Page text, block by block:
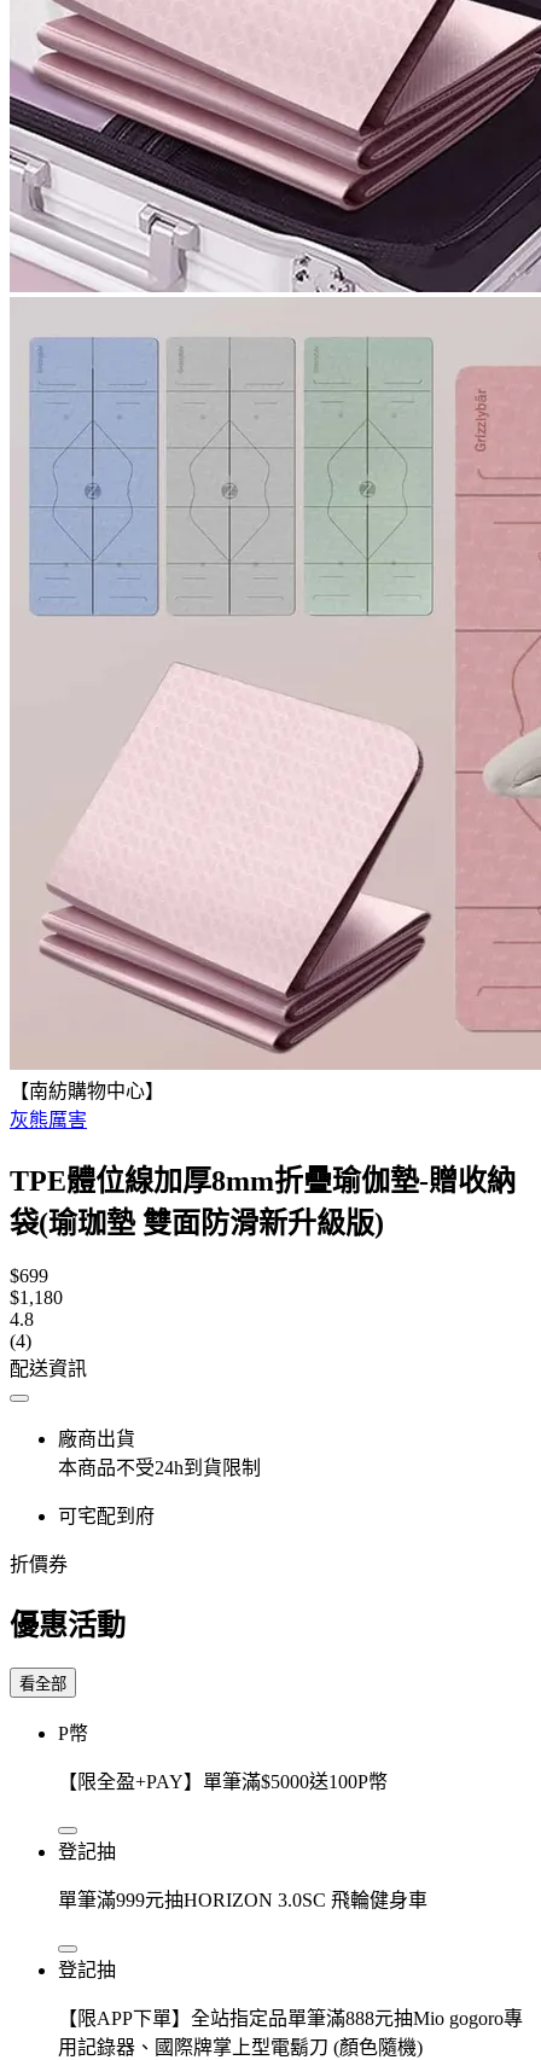
【南紡購物中心】
灰熊厲害
TPE體位線加厚8mm折疊瑜伽墊-贈收納
袋(瑜珈墊 雙面防滑新升級版)
$699
$1,180
4.8
(4)
配送資訊
廠商出貨
本商品不受24h到貨限制
可宅配到府
折價券
優惠活動
看全部
P幣
【限全盈+PAY】單筆滿$5000送100P幣
登記抽
單筆滿999元抽HORIZON 3.0SC 飛輪健身車
登記抽
【限APP下單】全站指定品單筆滿888元抽Mio gogoro專
用記錄器、國際牌掌上型電鬍刀 (顏色隨機)